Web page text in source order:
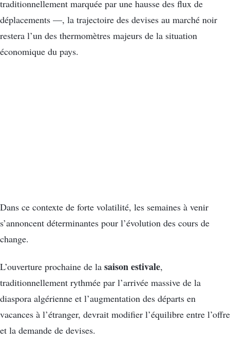
traditionnellement marquée par une hausse des flux de
déplacements —, la trajectoire des devises au marché noir
restera l’un des thermomètres majeurs de la situation
économique du pays.
Dans ce contexte de forte volatilité, les semaines à venir
s’annoncent déterminantes pour l’évolution des cours de
change.
L’ouverture prochaine de la saison estivale,
traditionnellement rythmée par l’arrivée massive de la
diaspora algérienne et l’augmentation des départs en
vacances à l’étranger, devrait modifier l’équilibre entre l’offre
et la demande de devises.